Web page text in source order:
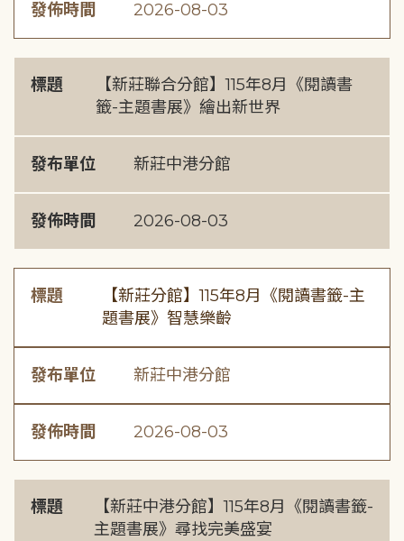
發佈時間 2026-08-03
標題
【新莊聯合分館】115年8月《閱讀書
籤-主題書展》繪出新世界
發布單位 新莊中港分館
發佈時間 2026-08-03
標題
【新莊分館】115年8月《閱讀書籤-主
題書展》智慧樂齡
發布單位 新莊中港分館
發佈時間 2026-08-03
標題
【新莊中港分館】115年8月《閱讀書籤-
主題書展》尋找完美盛宴